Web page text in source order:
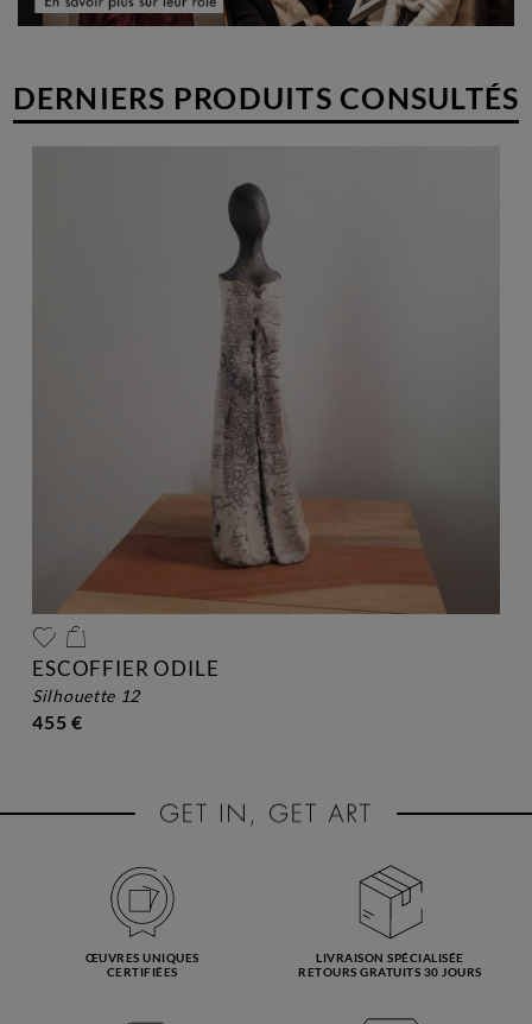
DERNIERS PRODUITS CONSULTÉS
ESCOFFIER ODILE
silhouette 12
455 €
ŒUVRES UNIQUES
CERTIFIÉES
LIVRAISON SPÉCIALISÉE
RETOURS GRATUITS 30 JOURS